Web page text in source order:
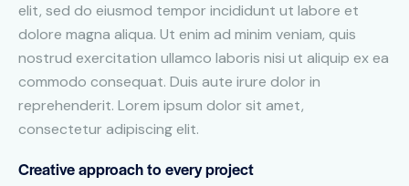
elit, sed do eiusmod tempor incididunt ut labore et
dolore magna aliqua. Ut enim ad minim veniam, quis
nostrud exercitation ullamco laboris nisi ut aliquip ex ea
commodo consequat. Duis aute irure dolor in
reprehenderit. Lorem ipsum dolor sit amet,
consectetur adipiscing elit.
Creative approach to every project